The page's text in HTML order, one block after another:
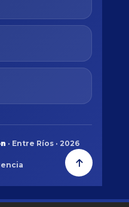
· Entre Ríos · 2026